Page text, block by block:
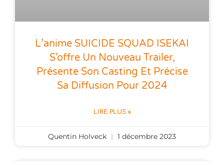
L’anime SUICIDE SQUAD ISEKAI
S’offre Un Nouveau Trailer,
Présente Son Casting Et Précise
Sa Diffusion Pour 2024
LIRE PLUS »
Quentin Holveck 1 décembre 2023